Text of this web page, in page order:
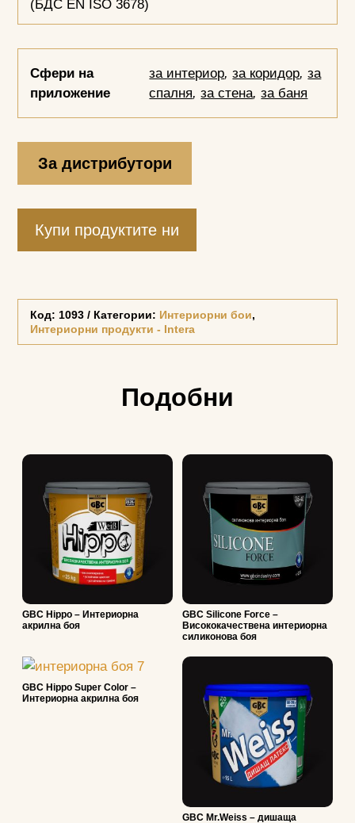
(БДС EN ISO 3678)
Сфери на
приложение
за интериор,за коридор,за
спалня,за стена,за баня
За дистрибутори
Купи продуктите ни
Код: 1093 Категории: Интериорни бои,
Интериорни продукти - Intera
Подобни
GBC Hippo – Интериорна
акрилна боя
GBC Silicone Force –
Висококачествена интериорна
силиконова боя
GBC Hippo Super Color –
Интериорна акрилна боя
GBC Mr.Weiss – дишаща